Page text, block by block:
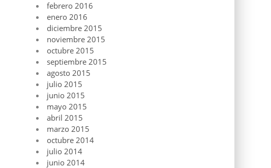
febrero 2016
enero 2016
diciembre 2015
noviembre 2015
octubre 2015
septiembre 2015
agosto 2015
julio 2015
junio 2015
mayo 2015
abril 2015
marzo 2015
octubre 2014
julio 2014
junio 2014